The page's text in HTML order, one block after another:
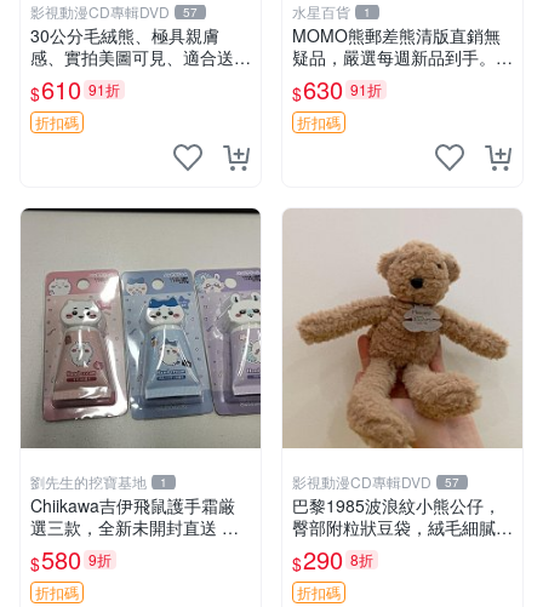
影視動漫CD專輯DVD 57
30公分毛絨熊、極具親膚
感、實拍美圖可見、適合送禮
收藏 毛絨熊 送禮 熊抱
$610 91折
折扣碼
水星百貨 1
MOMO熊郵差熊清版直銷無
疑品，嚴選每週新品到手。紅
薯啵啵鮮果間 郵差熊 清版 紅
薯啵啵間
$630 91折
折扣碼
劉先生的挖寶基地 1
Chiikawa吉伊飛鼠護手霜厳
選三款，全新未開封直送 飛
鼠 護手霜 吉伊三款 新貨
$580 9折
折扣碼
影視動漫CD專輯DVD 57
巴黎1985波浪紋小熊公仔，
臀部附粒狀豆袋，絨毛細膩臉
部可愛，中古嚴選推薦 小熊
公仔 豆袋
$290 8折
折扣碼